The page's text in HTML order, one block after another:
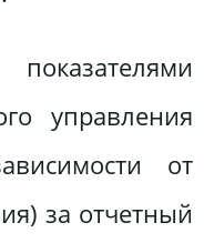
управления
от
за отчетный